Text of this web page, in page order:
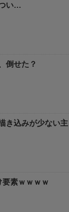
い…
倒せた？
き込みが少ない主
要素ｗｗｗｗ